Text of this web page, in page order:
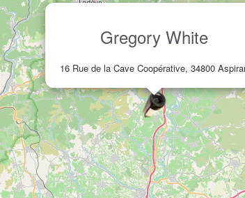
Gregory White
16 Rue de la Cave Coopérative, 34800